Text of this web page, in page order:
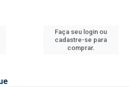
Faça seu login ou
cadastre-se para
comprar.